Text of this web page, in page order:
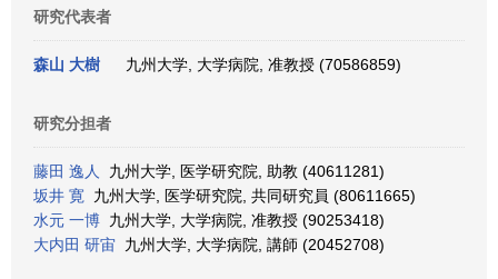
研究代表者
森山 大樹 九州大学, 大学病院, 准教授 (70586859)
研究分担者
藤田 逸人
九州大学, 医学研究院, 助教 (40611281)
坂井 寛 九州大学, 医学研究院, 共同研究員 (80611665)
水元 一博 九州大学, 大学病院, 准教授 (90253418)
大内田 研宙 九州大学, 大学病院, 講師 (20452708)